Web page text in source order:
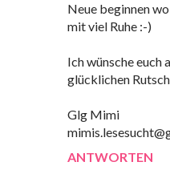
Neue beginnen
mit viel Ruhe :-)
Ich wünsche euch
glücklichen
Glg Mimi
ANTWORTEN